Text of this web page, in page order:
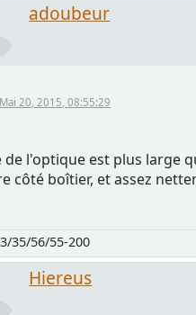
adoubeur
Mai 20, 2015, 08:55:29
de l'optique est plus large
côté boîtier, et assez
35/56/55-200
Hiereus